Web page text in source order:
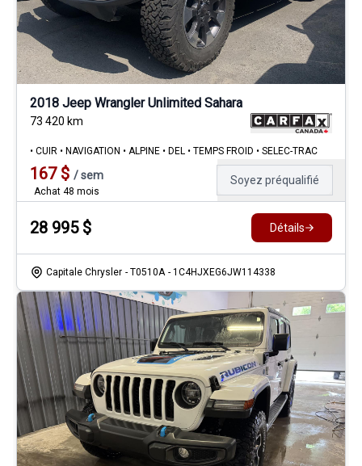
2018 Jeep Wrangler Unlimited Sahara
73 420 km
• CUIR • NAVIGATION • ALPINE • DEL • TEMPS FROID • SELEC-TRAC
167$ /sem
Achat 48 mois
Soyez préqualifié
28 995$ Détails
Capitale Chrysler - T0510A - 1C4HJXEG6JW114338